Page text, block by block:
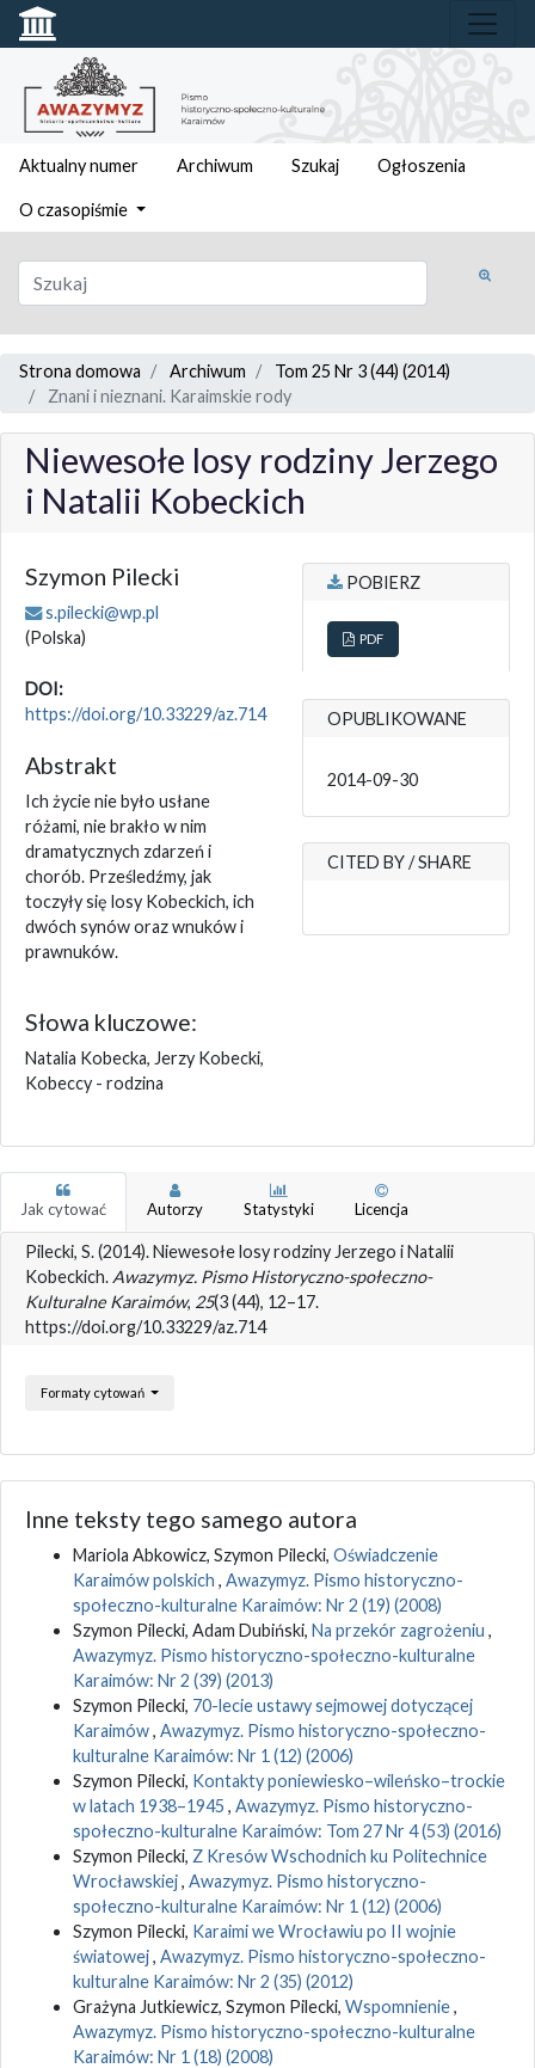
Aktualny numer Archiwum Szukaj Ogłoszenia
O czasopiśmie
Strona domowa Archiwum
Tom 25 Nr 3 (44) (2014)
Znani i nieznani. Karaimskie rody
Niewesołe losy rodziny Jerzego
i Natalii Kobeckich
Szymon Pilecki
s.pilecki@wp.pl
(Polska)
DOI:
https://doi.org/10.33229/az.714
Abstrakt
Ich życie nie było usłane
różami, nie brakło w nim
dramatycznych zdarzeń i
chorób. Prześledźmy, jak
toczyły się losy Kobeckich, ich
dwóch synów oraz wnuków i
prawnuków.
Słowa kluczowe:
Natalia Kobecka, Jerzy Kobecki,
Kobeccy - rodzina
POBIERZ
PDF
OPUBLIKOWANE
2014-09-30
CITED BY / SHARE
Jak cytować Autorzy Statystyki Licencja
Pilecki, S. (2014). Niewesołe losy rodziny Jerzego i Natalii
Kobeckich. Awazymyz. Pismo Historyczno-społeczno-
Kulturalne Karaimów, 25(3 (44), 12–17.
https://doi.org/10.33229/az.714
Formaty cytowań
Inne teksty tego samego autora
Mariola Abkowicz, Szymon Pilecki, Oświadczenie
Karaimów polskich , Awazymyz. Pismo historyczno-
społeczno-kulturalne Karaimów: Nr 2 (19) (2008)
Szymon Pilecki, Adam Dubiński, Na przekór zagrożeniu ,
Awazymyz. Pismo historyczno-społeczno-kulturalne
Karaimów: Nr 2 (39) (2013)
Szymon Pilecki, 70-lecie ustawy sejmowej dotyczącej
Karaimów, Awazymyz. Pismo historyczno-społeczno-
kulturalne Karaimów: Nr 1 (12) (2006)
Szymon Pilecki, Kontakty poniewiesko–wileńsko–trockie
w latach 1938–1945 , Awazymyz. Pismo historyczno-
społeczno-kulturalne Karaimów: Tom 27 Nr 4 (53) (2016)
Szymon Pilecki, Z Kresów Wschodnich ku Politechnice
Wrocławskiej, Awazymyz. Pismo historyczno-
społeczno-kulturalne Karaimów: Nr 1 (12) (2006)
Szymon Pilecki, Karaimi we Wrocławiu po II wojnie
światowej, Awazymyz. Pismo historyczno-społeczno-
kulturalne Karaimów: Nr 2 (35) (2012)
Grażyna Jutkiewicz, Szymon Pilecki, Wspomnienie,
Awazymyz. Pismo historyczno-społeczno-kulturalne
Karaimów: Nr 1 (18) (2008)